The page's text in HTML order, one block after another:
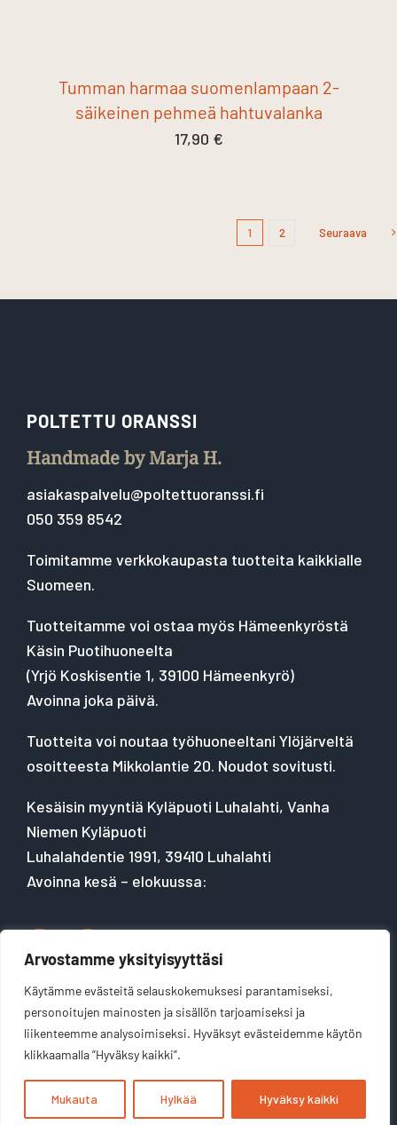
Arvostamme yksityisyyttäsi
Käytämme evästeitä selauskokemuksesi parantamiseksi,
personoitujen mainosten ja sisällön tarjoamiseksi ja
liikenteemme analysoimiseksi. Hyväksyt evästeidemme käytön
klikkaamalla ”Hyväksy kaikki”.
Mukauta Hylkää Hyväksy kaikki
Tumman harmaa suomenlampaan 2-
säikeinen pehmeä hahtuvalanka
17,90 €
1 2 Seuraava
POLTETTU ORANSSI
Handmade by Marja H.
asiakaspalvelu@poltettuoranssi.fi
050 359 8542
Toimitamme verkkokaupasta tuotteita kaikkialle
Suomeen.
Tuotteitamme voi ostaa myös Hämeenkyröstä
Käsin Puotihuoneelta
(Yrjö Koskisentie 1, 39100 Hämeenkyrö)
Avoinna joka päivä.
Tuotteita voi noutaa työhuoneeltani Ylöjärveltä
osoitteesta Mikkolantie 20. Noudot sovitusti.
Kesäisin myyntiä Kyläpuoti Luhalahti, Vanha
Niemen Kyläpuoti
Luhalahdentie 1991, 39410 Luhalahti
Avoinna kesä – elokuussa:
Tietosuojaseloste
Kotisivut yritykselle:Velhovisio